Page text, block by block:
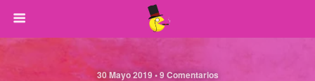
30 Mayo 2019 • 9 Comentarios